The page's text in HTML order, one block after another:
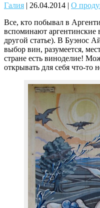
Галия | 26.04.2014 | О
Все, кто побывал в
вспоминают аргентинские
другой статье). В Буэнос
выбор вин, разумеется,
стране есть виноделие!
открывать для себя что-то